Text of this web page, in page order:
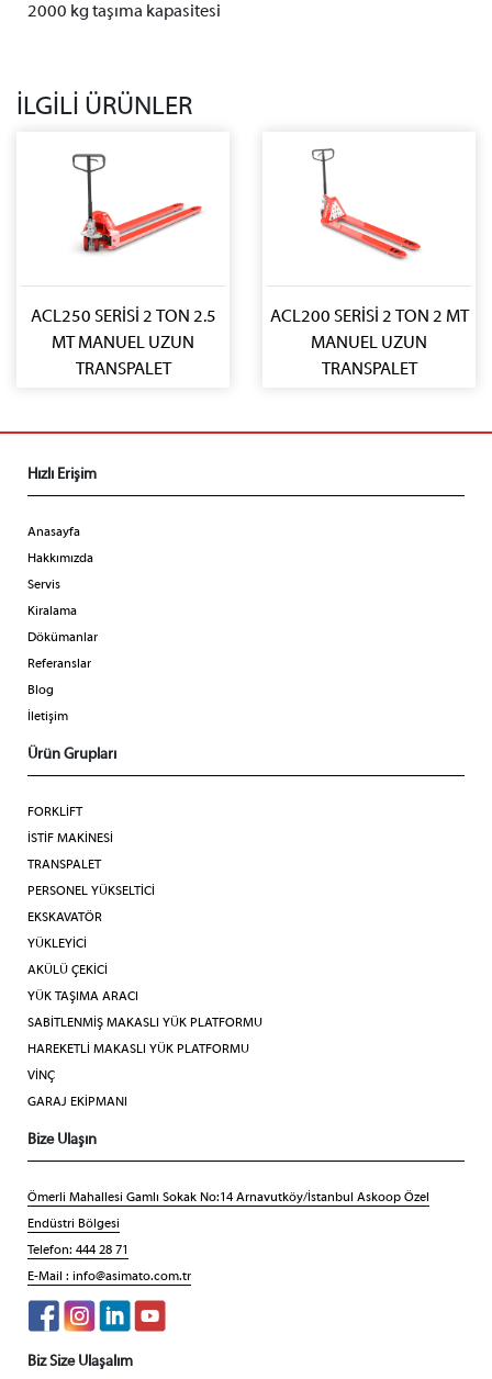
2000 kg taşıma kapasitesi
İLGİLİ ÜRÜNLER
ACL250 SERİSİ 2 TON 2.5
MT MANUEL UZUN
TRANSPALET
ACL200 SERİSİ 2 TON 2 MT
MANUEL UZUN
TRANSPALET
Hızlı Erişim
Anasayfa
Hakkımızda
Servis
Kiralama
Dökümanlar
Referanslar
Blog
İletişim
Ürün Grupları
FORKLİFT
İSTİF MAKİNESİ
TRANSPALET
PERSONEL YÜKSELTİCİ
EKSKAVATÖR
YÜKLEYİCİ
AKÜLÜ ÇEKİCİ
YÜK TAŞIMA ARACI
SABİTLENMİŞ MAKASLI YÜK PLATFORMU
HAREKETLİ MAKASLI YÜK PLATFORMU
VİNÇ
GARAJ EKİPMANI
Bize Ulaşın
Ömerli Mahallesi Gamlı Sokak No:14 Arnavutköy/İstanbul Askoop Özel
Endüstri Bölgesi
Telefon: 444 28 71
E-Mail : info@asimato.com.tr
Biz Size Ulaşalım